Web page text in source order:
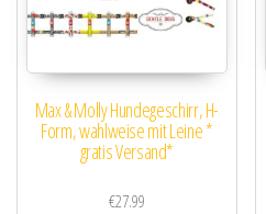
Max & Molly Hundegeschirr, H-
Form, wahlweise mit Leine *
gratis Versand*
€27.99